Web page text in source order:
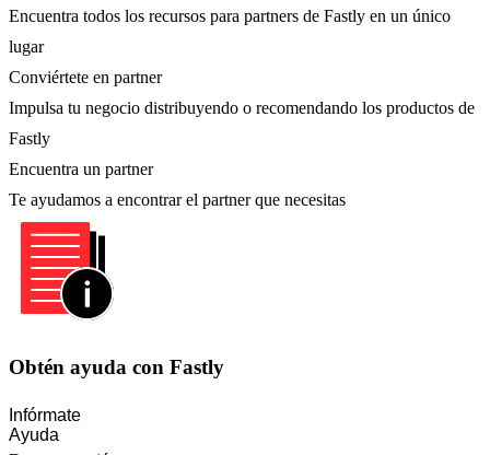
Encuentra todos los recursos para partners de Fastly en un único
lugar
Conviértete en partner
Impulsa tu negocio distribuyendo o recomendando los productos de
Fastly
Encuentra un partner
Te ayudamos a encontrar el partner que necesitas
Obtén ayuda con Fastly
Infórmate
Ayuda